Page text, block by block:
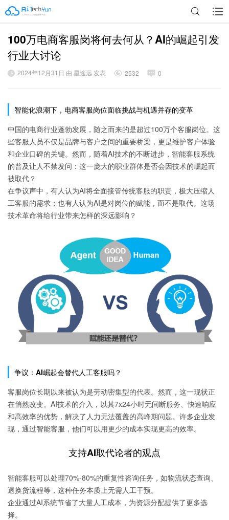
广告
100万电商客服岗将何去何从？AI的崛起引发
行业大讨论
2024年12月31日 由 星途远 发表 2532 0
智能化浪潮下，电商客服岗位面临挑战与机遇并存的变革
中国的电商行业蓬勃发展，随之而来的是超过100万个客服岗位。这
些客服人员不仅是品牌与客户之间的重要桥梁，更是维护客户体验
和企业口碑的关键。然而，随着AI技术的不断进步，智能客服系统
的普及让人不禁发问：这一庞大的职业群体是否会因技术的崛起而
被取代？
在争议声中，有人认为AI将全面接管传统客服的职责，极大压缩人
工客服的需求；也有人认为AI是对岗位的赋能，而不是取代。这场
技术革命将给行业带来怎样的深远影响？
争议：AI崛起会替代人工客服吗？
客服岗位长期以来被认为是劳动密集型的代表。然而，这一现状正
在悄然改变。AI技术的介入，以其7x24小时无间断服务、快速响应
和高效率的优势，解决了人力无法覆盖的高峰期问题。许多企业发
现，通过智能客服，他们可以用更少的成本实现更高的效率。
支持AI取代论者的观点
智能客服可以处理70%-80%的重复性咨询任务，如物流状态查询、
退换货流程等，这种任务本质上无需人工干预。
企业通过AI系统节省了大量人工成本，为资源分配提供了更多选
择。